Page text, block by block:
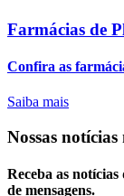
Farmácias de
Confira as
Saiba mais
Nossas notícias
Receba as
de mensagens.